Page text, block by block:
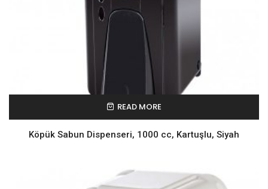
READ MORE
Köpük Sabun Dispenseri, 1000 cc, Kartuşlu, Siyah